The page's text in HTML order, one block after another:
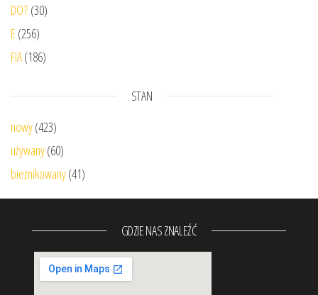
DOT(30)
E (256)
FIA(186)
STAN
nowy(423)
używany(60)
bieżnikowany(41)
GDZIE NAS ZNALEŹĆ